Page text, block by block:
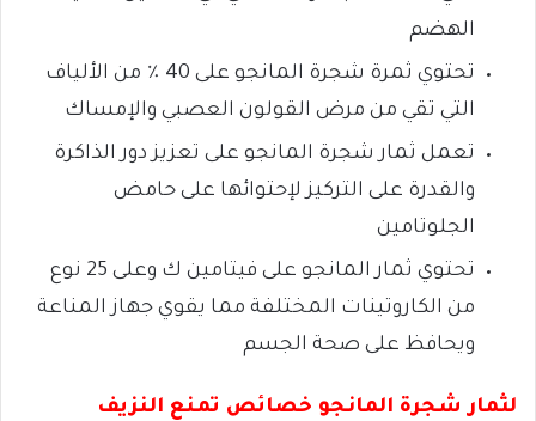
الهضم
تحتوي ثمرة شجرة المانجو على 40 ٪ من الألياف
التي تقي من مرض القولون العصبي والإمساك
تعمل ثمار شجرة المانجو على تعزيز دور الذاكرة
والقدرة على التركيز لإحتوائها على حامض
الجلوتامين
تحتوي ثمار المانجو على فيتامين ك وعلى 25 نوع
من الكاروتينات المختلفة مما يقوي جهاز المناعة
ويحافظ على صحة الجسم
لثمار شجرة المانجو خصائص تمنع النزيف